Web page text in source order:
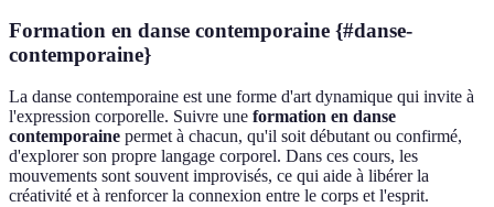
Formation en danse contemporaine {#danse-
contemporaine}
La danse contemporaine est une forme d'art dynamique qui invite à
l'expression corporelle. Suivre une formation en danse
contemporaine permet à chacun, qu'il soit débutant ou confirmé,
d'explorer son propre langage corporel. Dans ces cours, les
mouvements sont souvent improvisés, ce qui aide à libérer la
créativité et à renforcer la connexion entre le corps et l'esprit.